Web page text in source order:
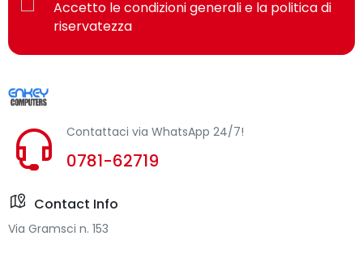
Fattore di forma Clamshell
Posizionamento di
Tutti i giorni
Display
Risoluzione del
Accetto le condizioni generali e la politica di
riservatezza
Contattaci via WhatsApp 24/7!
0781-62719
Contact Info
Via Gramsci n. 153